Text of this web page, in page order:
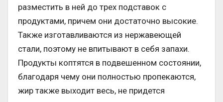
разместить в ней до трех подставок с
продуктами, причем они достаточно высокие.
Также изготавливаются из нержавеющей
стали, поэтому не впитывают в себя запахи.
Продукты коптятся в подвешенном состоянии,
благодаря чему они полностью пропекаются,
жир также выходит весь, не придется